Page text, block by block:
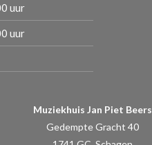
uur
uur
Muziekhuis Jan Piet Beers
Gedempte Gracht 40